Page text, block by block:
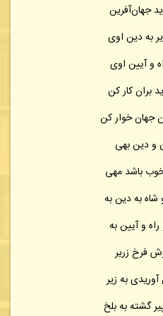
جهان‌آفرین
به دین اوی
و آیین اوی
بران کار کن
جهان خوار کن
و دین بهی
باشد مهی
شاه به دین به
و آیین به
فرخ زریر
به زیر
گشته به بلخ